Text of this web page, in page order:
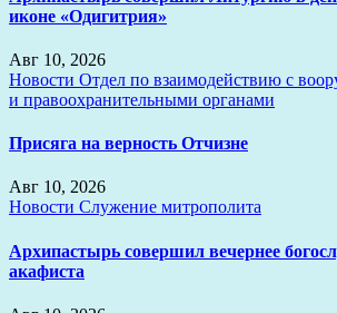
иконе «Одигитрия»
Авг 10, 2026
Новости Отдел по взаимодействию с
и правоохранительными органами
Присяга на верность Отчизне
Авг 10, 2026
Новости Служение митрополита
Архипастырь совершил вечернее
акафиста